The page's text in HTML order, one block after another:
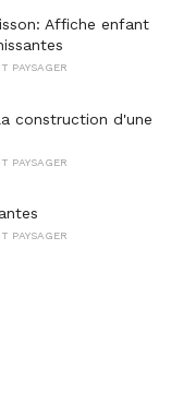
Affiche enfant
PAYSAGER
construction d'une
PAYSAGER
PAYSAGER